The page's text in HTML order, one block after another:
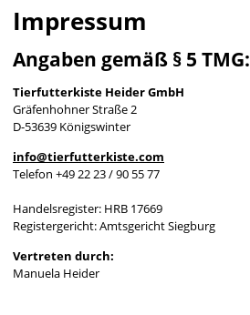
Impressum
Angaben gemäß § 5 TMG:
Tierfutterkiste Heider GmbH
Gräfenhohner Straße 2
D-53639 Königswinter
info@tierfutterkiste.com
Telefon +49 22 23 / 90 55 77
Handelsregister: HRB 17669
Registergericht: Amtsgericht Siegburg
Vertreten durch:
Manuela Heider